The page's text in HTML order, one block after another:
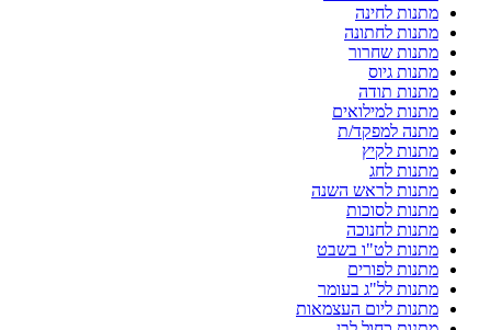
מתנות לחינה
מתנות לחתונה
מתנות שחרור
מתנות גיוס
מתנות תודה
מתנות למילואים
מתנה למפקד/ת
מתנות לקיץ
מתנות לחג
מתנות לראש השנה
מתנות לסוכות
מתנות לחנוכה
מתנות לט"ו בשבט
מתנות לפורים
מתנות לל"ג בעומר
מתנות ליום העצמאות